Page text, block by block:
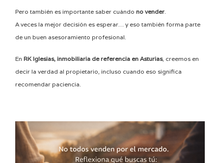
Pero también es importante saber cuándo no vender.
A veces la mejor decisión es esperar… y eso también forma parte
de un buen asesoramiento profesional.
En RK Iglesias, inmobiliaria de referencia en Asturias, creemos en
decir la verdad al propietario, incluso cuando eso significa
recomendar paciencia.